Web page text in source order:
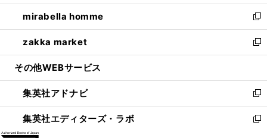
開
く
ウ
で
開
く
ン
ド
ウ
で
開
ウ
ィ
ン
ド
ウ
開
く
し
い
ウ
ィ
ン
ウ
で
開
く
mirabella homme
新
し
い
ウ
ン
ド
ウ
で
zakka market
新
し
ウ
ィ
ン
ド
その他WEBサービス
集英社アドナビ
新
し
い
集英社エディターズ・ラボ
新